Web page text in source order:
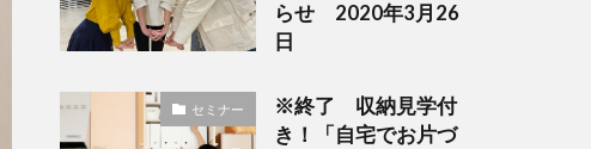
らせ 2020年3月26
日
セミナー
※終了 収納見学付
き！「自宅でお片づ